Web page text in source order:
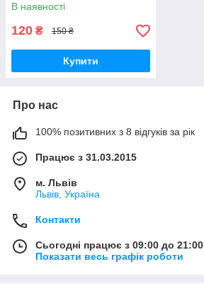
В наявності
120 ₴ 150 ₴
Купити
Про нас
100% позитивних з 8 відгуків за рік
Працює з 31.03.2015
м. Львів
Львів, Україна
Контакти
Сьогодні працює з 09:00 до 21:00
Показати весь графік роботи